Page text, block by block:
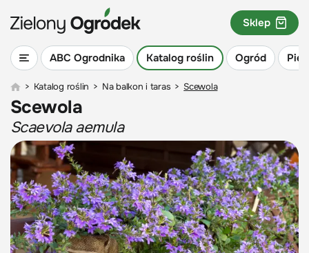
ABC Ogrodnika Katalog roślin Ogród
Sklep
> Katalog roślin > Na balkon i taras > Scewola
Scewola
Scaevola aemula